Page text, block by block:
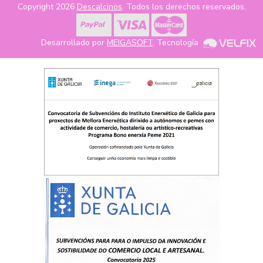
Copyright 2026 Descalcinos. Todos los derechos reservados.
Desarrollado por MEIGASOFT. Tecnología